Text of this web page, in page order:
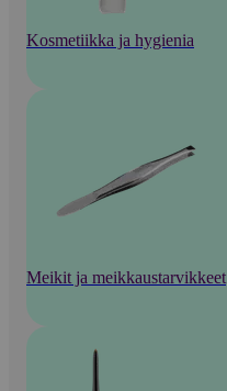
Kosmetiikka ja hygienia
Meikit ja meikkaustarvikkeet